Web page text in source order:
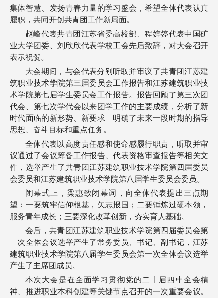
集体智慧、发扬青春力量的学习盛会，希望全体代表认真
履职，共同开创共青团工作新局面。
赵峰代表共青团江苏省委高校部、程婷婷代表中国矿
业大学团委、刘欣欣代表学校工会先后致辞，对大会召开
表示祝贺。
大会期间，与会代表分别听取并审议了共青团江苏建
筑职业技术学院第三届委员会工作报告和江苏建筑职业技
术学院第七届学生委员会工作报告。报告回顾了第三次团
代会、第七次学代会以来团学工作的主要成绩，分析了新
时代面临的新形势、新要求，明确了未来一段时期的指导
思想、奋斗目标和重点任务。
全体代表以高度责任感和使命感履行职责，听取并审
议通过了会议筹备工作报告、代表资格审查报告等相关文
件，选举产生了共青团江苏建筑职业技术学院第四届委员
会委员和江苏建筑职业技术学院第八届学生委员会委员。
闭幕式上，梁惠致闭幕词，向全体代表提出三点期
望：一要筑牢信仰根基，矢志报国；二要锤炼过硬本领，
服务青年成长；三要深化改革创新，夯实育人基础。
会后，共青团江苏建筑职业技术学院第四届委员会第
一次全体会议选举产生了常务委员、书记、副书记，江苏
建筑职业技术学院第八届学生委员会第一次全体会议选举
产生了主席团成员。
本次大会是在全面学习贯彻党的二十届四中全会精
神、推进职业本科创建等关键节点召开的一次重要会议。